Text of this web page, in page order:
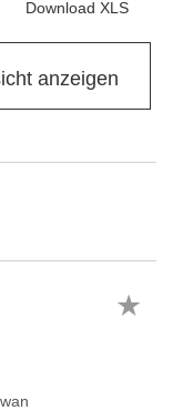
Download XLS
anzeigen